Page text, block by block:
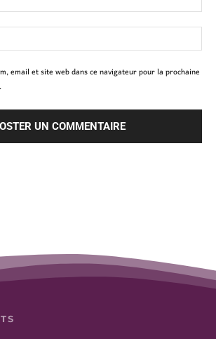
:*
:
email et site web dans ce navigateur pour la prochaine